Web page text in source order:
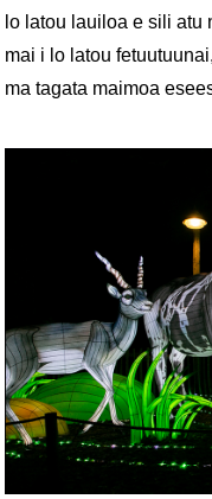
lo latou lauiloa e sili atu
mai i lo latou
ma tagata maimoa